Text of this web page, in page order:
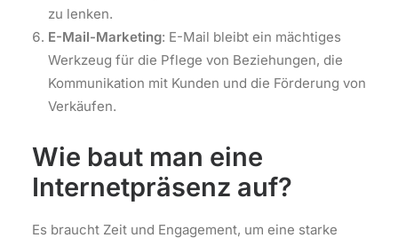
zu lenken.
E-Mail-Marketing: E-Mail bleibt ein mächtiges
Werkzeug für die Pflege von Beziehungen, die
Kommunikation mit Kunden und die Förderung von
Verkäufen.
Wie baut man eine
Internetpräsenz auf?
Es braucht Zeit und Engagement, um eine starke